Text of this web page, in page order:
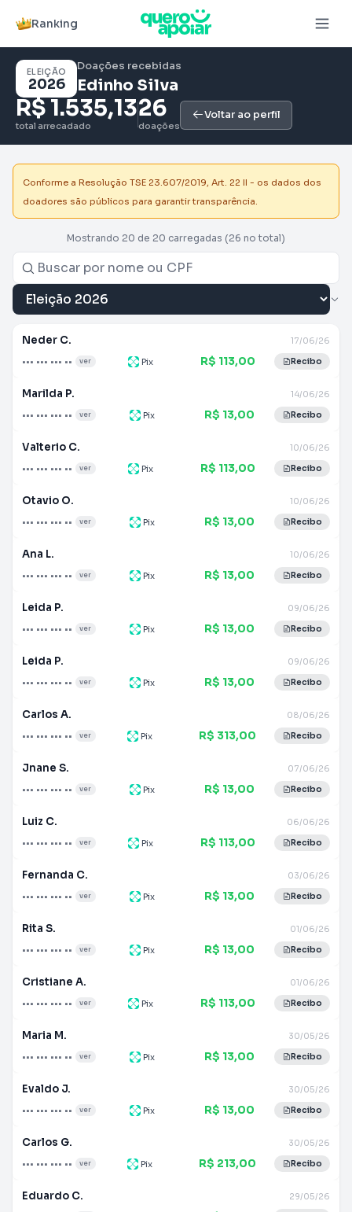
Ranking
ELEIÇÃO
2026
Doações recebidas
Edinho Silva
R$ 1.535,13
total arrecadado
26
doações
Voltar ao perfil
Conforme a Resolução TSE 23.607/2019, Art. 22 II - os dados dos
doadores são públicos para garantir transparência.
Mostrando 20 de 20 carregadas (26 no total)
Neder C.
••• ••• ••• •• ver
17/06/26
Pix R$ 113,00 Recibo
Marilda P.
••• ••• ••• •• ver
14/06/26
Pix R$ 13,00 Recibo
Valterio C.
••• ••• ••• •• ver
10/06/26
Pix R$ 113,00 Recibo
Otavio O.
••• ••• ••• •• ver
10/06/26
Pix R$ 13,00 Recibo
Ana L.
••• ••• ••• •• ver
10/06/26
Pix R$ 13,00 Recibo
Leida P.
••• ••• ••• •• ver
09/06/26
Pix R$ 13,00 Recibo
Leida P.
••• ••• ••• •• ver
09/06/26
Pix R$ 13,00 Recibo
Carlos A.
••• ••• ••• •• ver
08/06/26
Pix R$ 313,00 Recibo
Jnane S.
••• ••• ••• •• ver
07/06/26
Pix R$ 13,00 Recibo
Luiz C.
••• ••• ••• •• ver
06/06/26
Pix R$ 113,00 Recibo
Fernanda C.
••• ••• ••• •• ver
03/06/26
Pix R$ 13,00 Recibo
Rita S.
••• ••• ••• •• ver
01/06/26
Pix R$ 13,00 Recibo
Cristiane A.
••• ••• ••• •• ver
01/06/26
Pix R$ 113,00 Recibo
Maria M.
••• ••• ••• •• ver
30/05/26
Pix R$ 13,00 Recibo
Evaldo J.
••• ••• ••• •• ver
30/05/26
Pix R$ 13,00 Recibo
Carlos G.
••• ••• ••• •• ver
30/05/26
Pix R$ 213,00 Recibo
Eduardo C. 29/05/26